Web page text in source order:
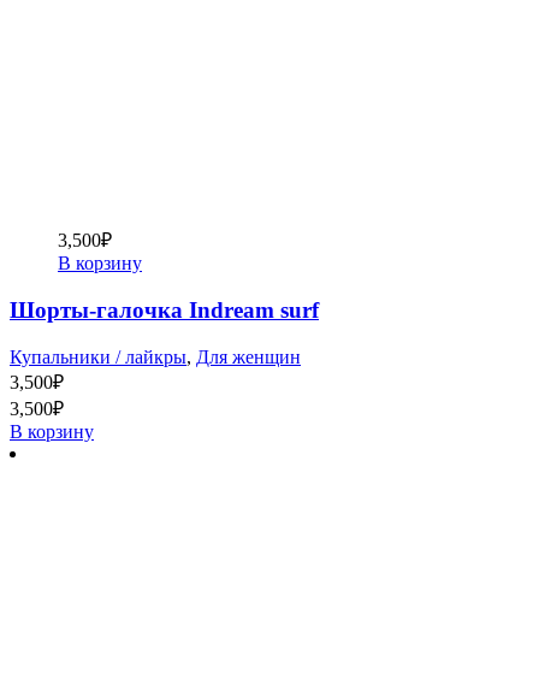
3,500₽
В корзину
Шорты-галочка Indream surf
Купальники / лайкры, Для женщин
3,500₽
3,500₽
В корзину